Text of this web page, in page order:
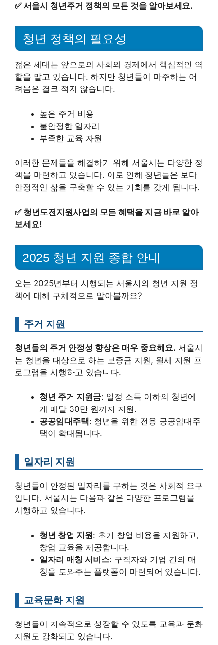
✅서울시 청년주거 정책의 모든 것을 알아보세요.
청년 정책의 필요성
젊은 세대는 앞으로의 사회와 경제에서 핵심적인 역
할을 맡고 있습니다. 하지만 청년들이 마주하는 어
려움은 결코 적지 않습니다.
높은 주거 비용
불안정한 일자리
부족한 교육 자원
이러한 문제들을 해결하기 위해 서울시는 다양한 정
책을 마련하고 있습니다. 이로 인해 청년들은 보다
안정적인 삶을 구축할 수 있는 기회를 갖게 됩니다.
✅ 청년도전지원사업의 모든 혜택을 지금 바로 알아
보세요!
2025 청년 지원 종합 안내
오는 2025년부터 시행되는 서울시의 청년 지원 정
책에 대해 구체적으로 알아볼까요?
주거 지원
청년들의 주거 안정성 향상은 매우 중요해요. 서울시
는 청년을 대상으로 하는 보증금 지원, 월세 지원 프
로그램을 시행하고 있습니다.
청년 주거 지원금: 일정 소득 이하의 청년에
게 매달 30만 원까지 지원.
공공임대주택: 청년을 위한 전용 공공임대주
택이 확대됩니다.
일자리 지원
청년들이 안정된 일자리를 구하는 것은 사회적 요구
입니다. 서울시는 다음과 같은 다양한 프로그램을
시행하고 있습니다.
청년 창업 지원: 초기 창업 비용을 지원하고,
창업 교육을 제공합니다.
일자리 매칭 서비스: 구직자와 기업 간의 매
칭을 도와주는 플랫폼이 마련되어 있습니다.
교육문화 지원
청년들이 지속적으로 성장할 수 있도록 교육과 문화
지원도 강화되고 있습니다.